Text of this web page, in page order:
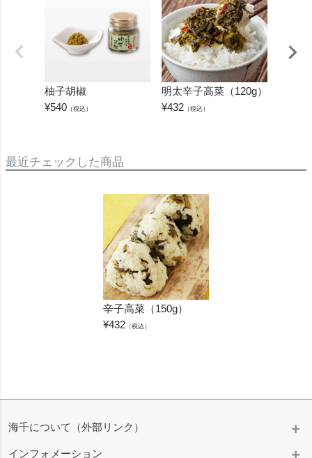
柚子胡椒
¥540 （税込）
明太辛子高菜（120g）
¥432 （税込）
最近チェックした商品
辛子高菜（150g）
¥432 （税込）
海千について（外部リンク）
インフォメーション